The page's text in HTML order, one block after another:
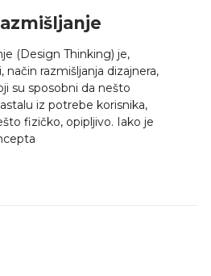
(Design Thinking) je,
razmišljanja dizajnera,
su sposobni da nešto
iz potrebe korisnika,
fizičko, opipljivo. Iako je